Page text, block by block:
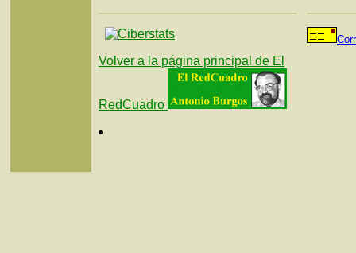
Volver a la página principal de El
RedCuadro